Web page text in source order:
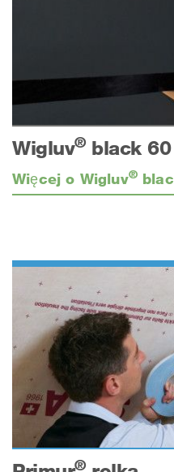
Wigluv®black 60
Więcej o Wigluv®
®